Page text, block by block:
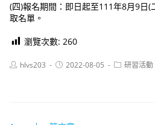
(四)報名期間：即日起至111年8月9日(
取名單。
瀏覽次數: 260
Posthlvs203
Post2022-08-05
Post研習活動